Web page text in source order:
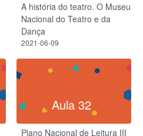
A história do teatro. O Museu
Nacional do Teatro e da
Dança
2021-06-09
Aula 32
Plano Nacional de Leitura III